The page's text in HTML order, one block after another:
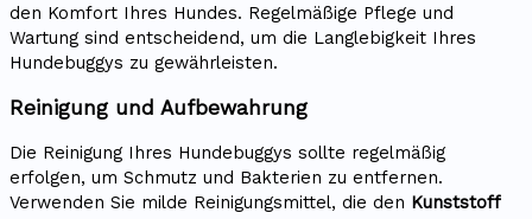
den Komfort Ihres Hundes. Regelmäßige Pflege und
Wartung sind entscheidend, um die Langlebigkeit Ihres
Hundebuggys zu gewährleisten.
Reinigung und Aufbewahrung
Die Reinigung Ihres Hundebuggys sollte regelmäßig
erfolgen, um Schmutz und Bakterien zu entfernen.
Verwenden Sie milde Reinigungsmittel, die den Kunststoff